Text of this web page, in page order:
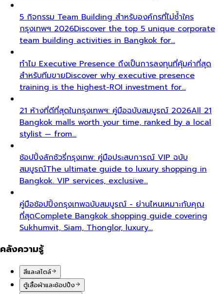
5 กิจกรรม Team Building สำหรับองค์กรที่ไม่ซ้ำใคร
กรุงเทพฯ 2026Discover the top 5 unique corporate
team building activities in Bangkok for…
ทำไม Executive Presence ถึงเป็นการลงทุนที่คุ้มค่าที่สุด
สำหรับทีมขายDiscover why executive presence
training is the highest-ROI investment for…
21 ห้างที่ดีที่สุดในกรุงเทพฯ: คู่มือฉบับสมบูรณ์ 2026All 21
Bangkok malls worth your time, ranked by a local
stylist — from…
ช้อปปิ้งลักชัวรี่กรุงเทพ: คู่มือประสบการณ์ VIP ฉบับ
สมบูรณ์The ultimate guide to luxury shopping in
Bangkok. VIP services, exclusive…
คู่มือช้อปปิ้งกรุงเทพฉบับสมบูรณ์ - ย่านไหนเหมาะกับคุณ
ที่สุดComplete Bangkok shopping guide covering
Sukhumvit, Siam, Thonglor, luxury…
คลังความรู้
สีและสไตล์
ตู้เสื้อผ้าและช้อปปิ้ง